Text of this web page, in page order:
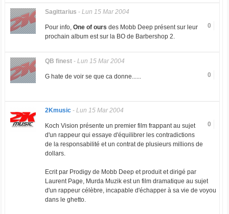
Sagittarius - Lun 15 Mar 2004
0
Pour info, One of ours des Mobb Deep présent sur leur
prochain album est sur la BO de Barbershop 2.
QB finest- Lun 15 Mar 2004
0
G hate de voir se que ca donne......
2Kmusic- Lun 15 Mar 2004
0
Koch Vision présente un premier film frappant au sujet
d'un rappeur qui essaye d'équilibrer les contradictions
de la responsabilité et un contrat de plusieurs millions de
dollars.
Ecrit par Prodigy de Mobb Deep et produit et dirigé par
Laurent Page, Murda Muzik est un film dramatique au sujet
d'un rappeur célèbre, incapable d'échapper à sa vie de voyou
dans le ghetto.